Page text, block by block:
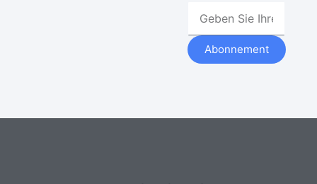
Abonnement